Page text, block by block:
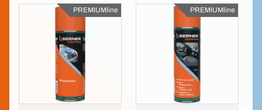
PREMIUMline PREMIUMline